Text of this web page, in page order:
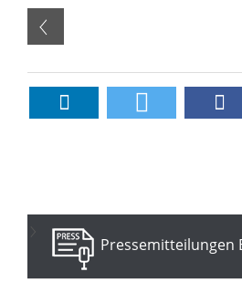
Pressemitteilungen